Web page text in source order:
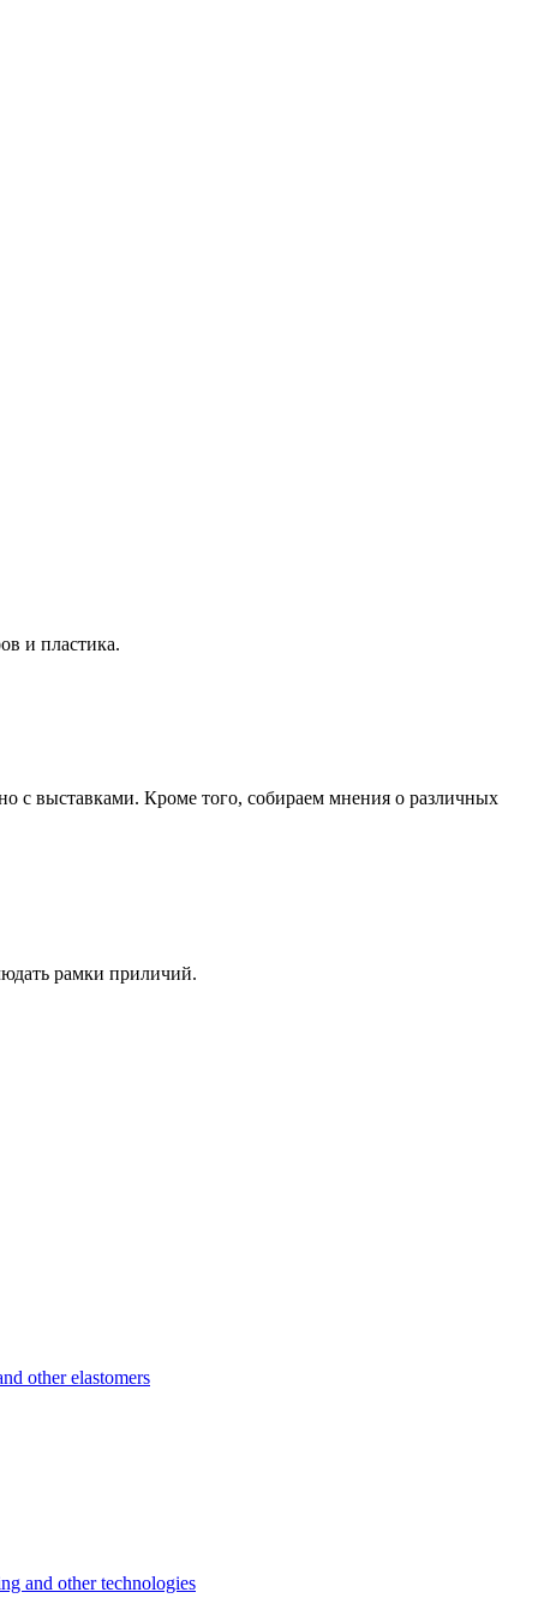
и пластика.
с выставками. Кроме того, собираем мнения о различных
рамки приличий.
other elastomers
and other technologies